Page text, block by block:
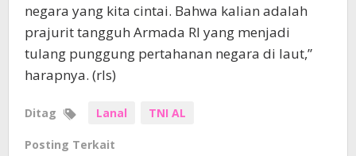
negara yang kita cintai. Bahwa kalian adalah
prajurit tangguh Armada RI yang menjadi
tulang punggung pertahanan negara di laut,”
harapnya. (rls)
Ditag Lanal TNI AL
Posting Terkait